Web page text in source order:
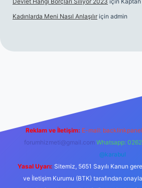
Kadınlarda Meni Nasıl Anlaşılır için admin
Reklam ve İletişim: E-mail:
forumhizmeti@gmail.com Whatsapp:
@karabul
Yasal Uyarı: Sitemiz, 5651 Sayılı Kanun
ve İletişim Kurumu (BTK) tarafından